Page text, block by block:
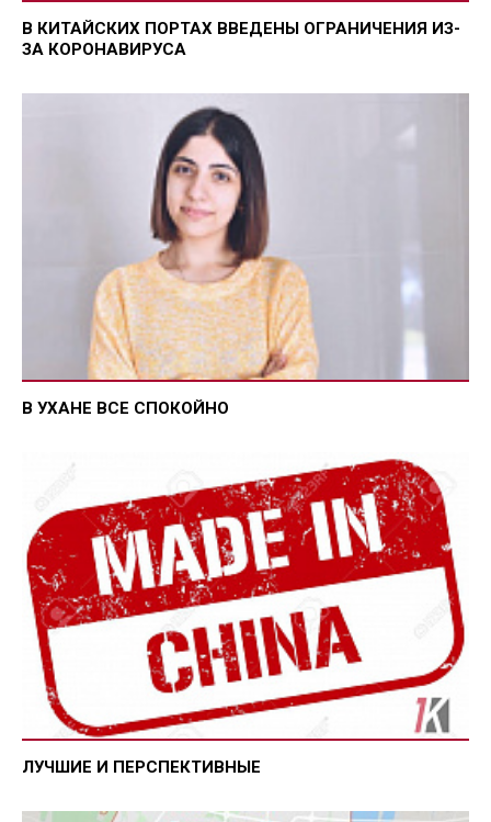
В КИТАЙСКИХ ПОРТАХ ВВЕДЕНЫ ОГРАНИЧЕНИЯ ИЗ-
ЗА КОРОНАВИРУСА
В УХАНЕ ВСЕ СПОКОЙНО
ЛУЧШИЕ И ПЕРСПЕКТИВНЫЕ